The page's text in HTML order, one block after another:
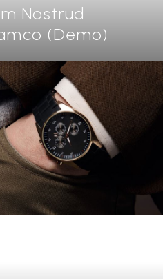
Nostrud
(Demo)